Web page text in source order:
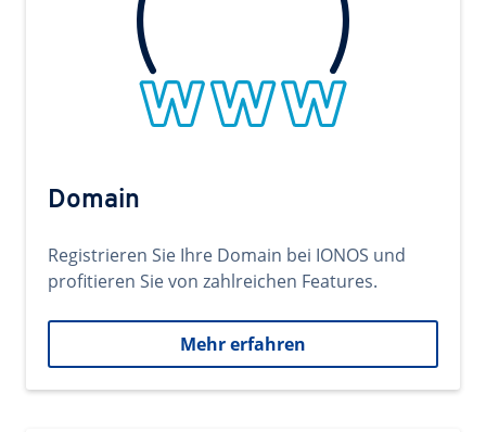
Domain
Registrieren Sie Ihre Domain bei IONOS und
profitieren Sie von zahlreichen Features.
Mehr erfahren